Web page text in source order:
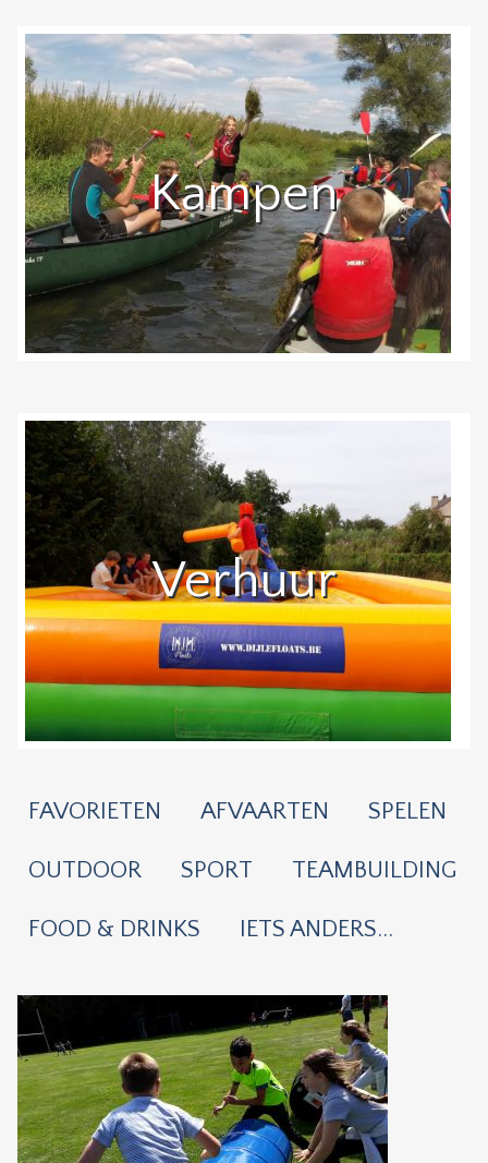
Kampen
Verhuur
FAVORIETEN AFVAARTEN SPELEN
OUTDOOR SPORT TEAMBUILDING
FOOD & DRINKS IETS ANDERS...